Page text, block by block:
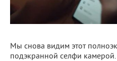
Мы снова видим этот
подэкранной селфи